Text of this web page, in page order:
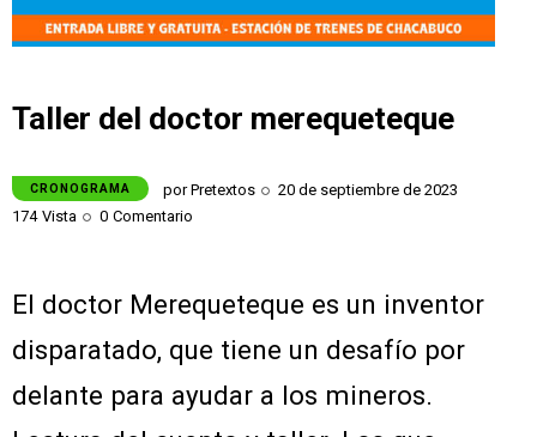
Taller del doctor merequeteque
CRONOGRAMA porPretextos
20 de septiembre de 2023
174 Vista 0 Comentario
El doctor Merequeteque es un inventor
disparatado, que tiene un desafío por
delante para ayudar a los mineros.